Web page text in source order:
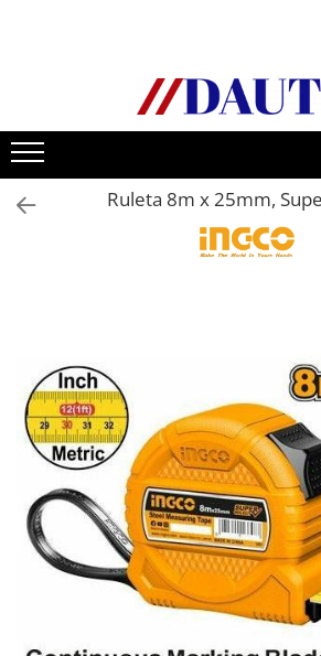
Bullbare, Suporti lumini camioane
Accesorii inox
DAF
CF Euro 6
Ford
Iveco
MAN
TGA
TGL
TGS
Mercedes Actros
Ruleta 8m x 25mm,